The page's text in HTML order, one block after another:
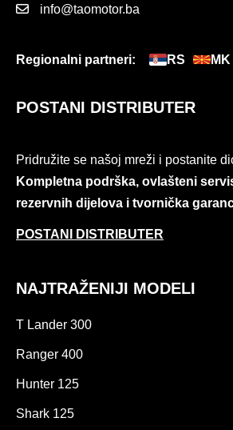
info@taomotor.ba
Regionalni partneri: RS MK
POSTANI DISTRIBUTER
Pridružite se našoj mreži i postanite
Kompletna podrška, ovlašteni
rezervnih dijelova i tvornička
POSTANI DISTRIBUTER
NAJTRAŽENIJI MODELI
T Lander 300
Ranger 400
Hunter 125
Shark 125